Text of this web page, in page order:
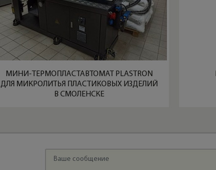
МИНИ-ТЕРМОПЛАСТАВТОМАТ PLASTRON
ДЛЯ МИКРОЛИТЬЯ ПЛАСТИКОВЫХ ИЗДЕЛИЙ
В СМОЛЕНСКЕ